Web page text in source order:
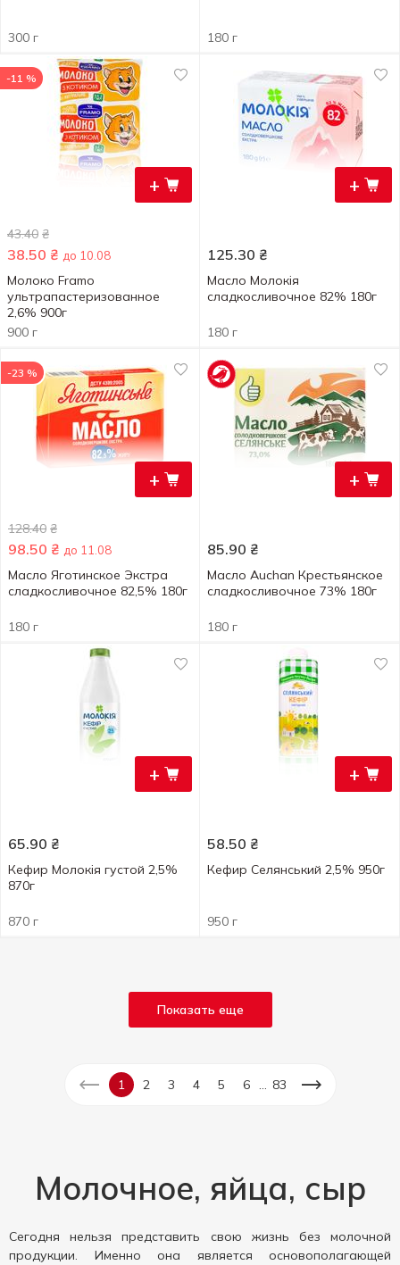
300 г 180 г
+
-11 %
43.40 ₴
38.50 ₴ до 10.08
Молоко Framo
ультрапастеризованное
2,6% 900г
900 г
+
125.30 ₴
Масло Молокія
сладкосливочное 82% 180г
180 г
+
-23 %
128.40 ₴
98.50 ₴ до 11.08
Масло Яготинское Экстра
сладкосливочное 82,5% 180г
180 г
+
85.90 ₴
Масло Auchan Крестьянское
сладкосливочное 73% 180г
180 г
+
65.90 ₴
Кефир Молокія густой 2,5%
870г
870 г
+
58.50 ₴
Кефир Селянський 2,5% 950г
950 г
Показать еще
1 2 3 4 5 6 83
Молочное, яйца, сыр
Сегодня нельзя представить свою жизнь без молочной
продукции. Именно она является основополагающей